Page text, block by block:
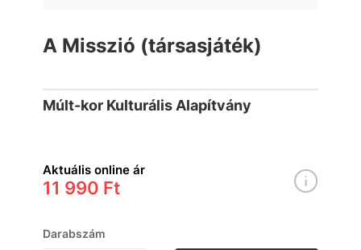
A Misszió (társasjáték)
Múlt-kor Kulturális Alapítvány
Aktuális online ár
11 990 Ft
Darabszám